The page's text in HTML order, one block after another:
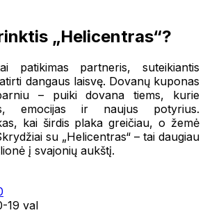
„Helicentras“?
patikimas partneris, suteikiantis
dangaus laisvę. Dovanų kuponas
– puiki dovana tiems, kurie
emocijas ir naujus potyrius.
kai širdis plaka greičiau, o žemė
su „Helicentras“ – tai daugiau
į svajonių aukštį.
19 val